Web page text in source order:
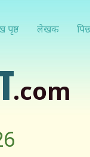
पृष्ठ लेखक
.com